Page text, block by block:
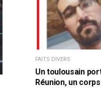
FAITS DIVERS
Un toulousain
Réunion, un